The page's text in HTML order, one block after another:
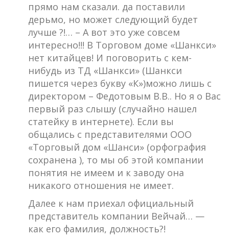
прямо нам сказали. да поставили
дерьмо, но может следующий будет
лучше ?!… – А вот это уже совсем
интересно!!! В Торговом доме «Шанкси»
нет китайцев! И поговорить с кем-
нибудь из ТД «Шанкси» (Шанкси
пишется через букву «К»)можно лишь с
директором – Федотовым В.В.. Но я о Вас
первый раз слышу (случайно нашел
статейку в интернете). Если вы
общались с представителями ООО
«Торговый дом «Шанси» (орфография
сохранена ), то мы об этой компании
понятия не имеем и к заводу она
никакого отношения не имеет.
Далее к нам приехал официальный
представитель компании Вейчай… —
как его фамилия, должность?!